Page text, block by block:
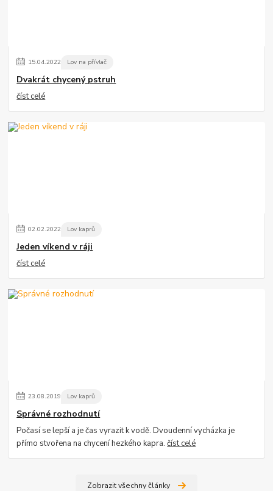
15.04.2022 Lov na přívlač
Dvakrát chycený pstruh
číst celé
02.02.2022 Lov kaprů
Jeden víkend v ráji
číst celé
23.08.2019 Lov kaprů
Správné rozhodnutí
Počasí se lepší a je čas vyrazit k vodě. Dvoudenní vycházka je
přímo stvořena na chycení hezkého kapra.číst celé
Zobrazit všechny články